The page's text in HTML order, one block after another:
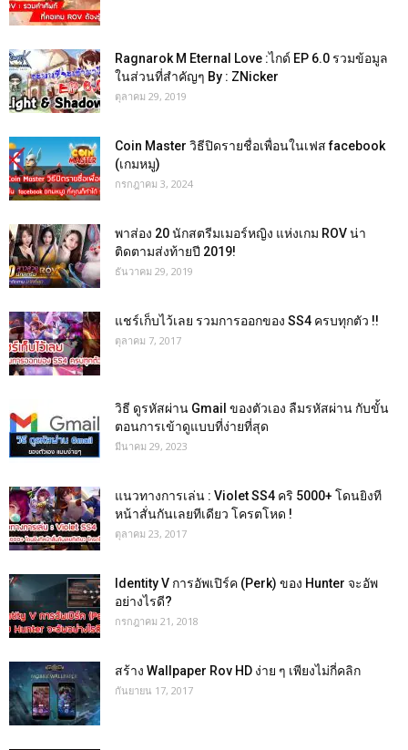
Ragnarok M Eternal Love :ไกด์ EP 6.0 รวมข้อมูล
ในส่วนที่สำคัญๆ By : ZNicker
ตุลาคม 29, 2019
Coin Master วิธีปิดรายชื่อเพื่อนในเฟส facebook
(เกมหมู)
กรกฎาคม 3, 2024
พาส่อง 20 นักสตรีมเมอร์หญิง แห่งเกม ROV น่า
ติดตามส่งท้ายปี 2019!
ธันวาคม 29, 2019
แชร์เก็บไว้เลย รวมการออกของ SS4 ครบทุกตัว !!
ตุลาคม 7, 2017
วิธี ดูรหัสผ่าน Gmail ของตัวเอง ลืมรหัสผ่าน กับขั้น
ตอนการเข้าดูแบบที่ง่ายที่สุด
มีนาคม 29, 2023
แนวทางการเล่น : Violet SS4 คริ 5000+ โดนยิงที
หน้าสั่นกันเลยทีเดียว โครตโหด !
ตุลาคม 23, 2017
Identity V การอัพเปิร์ค (Perk) ของ Hunter จะอัพ
อย่างไรดี?
กรกฎาคม 21, 2018
สร้าง Wallpaper Rov HD ง่าย ๆ เพียงไม่กี่คลิก
กันยายน 17, 2017